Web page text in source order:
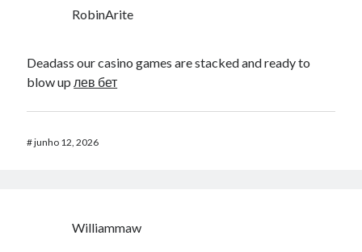
RobinArite
Deadass our casino games are stacked and ready to
blow up лев бет
#junho 12, 2026
Williammaw